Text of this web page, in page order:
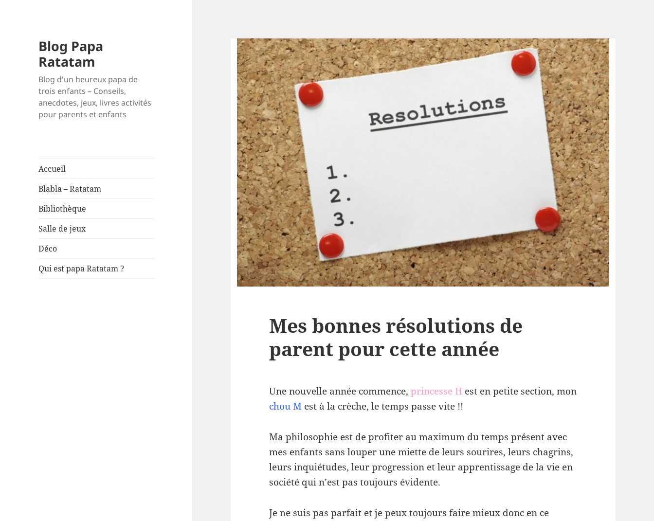
Blog Papa
Ratatam
Blog d'un heureux papa de
trois enfants – Conseils,
anecdotes, jeux, livres activités
pour parents et enfants
Accueil
Blabla – Ratatam
Bibliothèque
Salle de jeux
Déco
Qui est papa Ratatam ?
Mes bonnes résolutions de
parent pour cette année
Une nouvelle année commence,princesse H est en petite section, mon
chou M est à la crèche, le temps passe vite !!
Ma philosophie est de profiter au maximum du temps présent avec
mes enfants sans louper une miette de leurs sourires, leurs chagrins,
leurs inquiétudes, leur progression et leur apprentissage de la vie en
société qui n’est pas toujours évidente.
Je ne suis pas parfait et je peux toujours faire mieux donc en ce